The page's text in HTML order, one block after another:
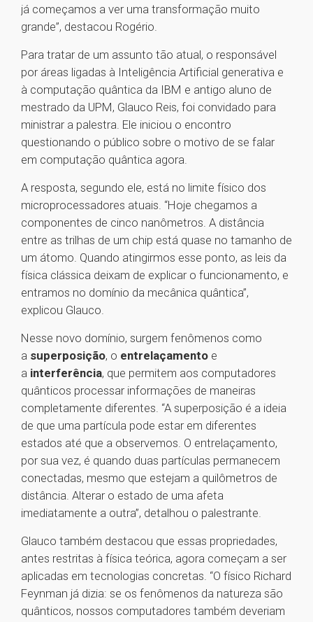
já começamos a ver uma transformação muito
grande”, destacou Rogério.
Para tratar de um assunto tão atual, o responsável
por áreas ligadas à Inteligência Artificial generativa e
à computação quântica da IBM e antigo aluno de
mestrado da UPM, Glauco Reis, foi convidado para
ministrar a palestra. Ele iniciou o encontro
questionando o público sobre o motivo de se falar
em computação quântica agora.
A resposta, segundo ele, está no limite físico dos
microprocessadores atuais. “Hoje chegamos a
componentes de cinco nanômetros. A distância
entre as trilhas de um chip está quase no tamanho de
um átomo. Quando atingirmos esse ponto, as leis da
física clássica deixam de explicar o funcionamento, e
entramos no domínio da mecânica quântica”,
explicou Glauco.
Nesse novo domínio, surgem fenômenos como
a superposição, o entrelaçamento e
a interferência, que permitem aos computadores
quânticos processar informações de maneiras
completamente diferentes. “A superposição é a ideia
de que uma partícula pode estar em diferentes
estados até que a observemos. O entrelaçamento,
por sua vez, é quando duas partículas permanecem
conectadas, mesmo que estejam a quilômetros de
distância. Alterar o estado de uma afeta
imediatamente a outra”, detalhou o palestrante.
Glauco também destacou que essas propriedades,
antes restritas à física teórica, agora começam a ser
aplicadas em tecnologias concretas. “O físico Richard
Feynman já dizia: se os fenômenos da natureza são
quânticos, nossos computadores também deveriam